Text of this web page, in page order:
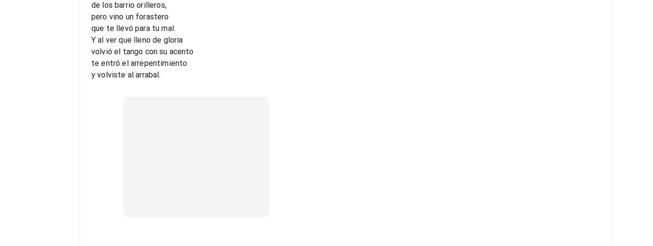
de los barrio orilleros,
pero vino un forastero
que te llevó para tu mal.
Y al ver que lleno de gloria
volvió el tango con su acento
te entró el arrepentimiento
y volviste al arrabal.